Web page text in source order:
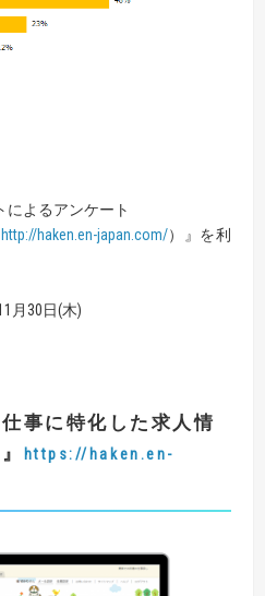
よるアンケート
http://haken.en-japan.com/）』を利
月30日(木)
事に特化した求人情
』
https://haken.en-